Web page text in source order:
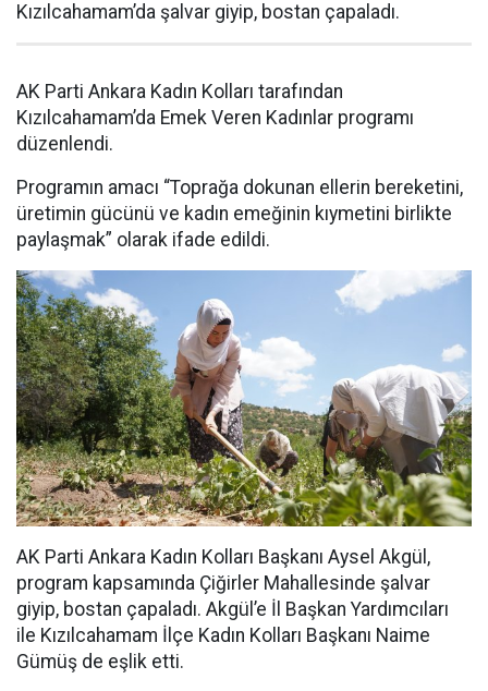
Kızılcahamam’da şalvar giyip, bostan çapaladı.
AK Parti Ankara Kadın Kolları tarafından
Kızılcahamam’da Emek Veren Kadınlar programı
düzenlendi.
Programın amacı “Toprağa dokunan ellerin bereketini,
üretimin gücünü ve kadın emeğinin kıymetini birlikte
paylaşmak” olarak ifade edildi.
AK Parti Ankara Kadın Kolları Başkanı Aysel Akgül,
program kapsamında Çiğirler Mahallesinde şalvar
giyip, bostan çapaladı. Akgül’e İl Başkan Yardımcıları
ile Kızılcahamam İlçe Kadın Kolları Başkanı Naime
Gümüş de eşlik etti.